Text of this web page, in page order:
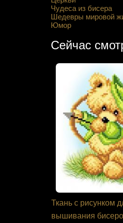
Чудеса из бисера
Шедевры мировой
Юмор
Сейчас
Ткань с рисунком
вышивания